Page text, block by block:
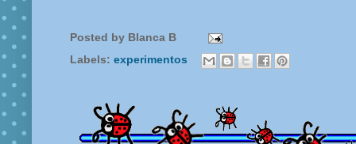
Posted by Blanca B
Labels: experimentos